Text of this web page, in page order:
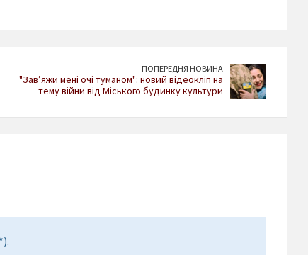
ПОПЕРЕДНЯ НОВИНА
"Завʼяжи мені очі туманом": новий відеокліп на
тему війни від Міського будинку культури